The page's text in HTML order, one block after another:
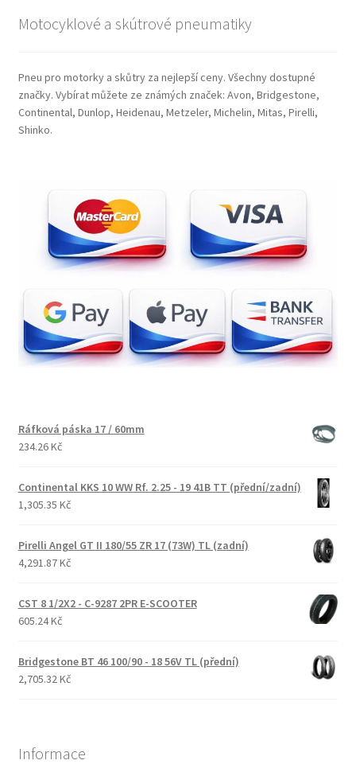
Motocyklové a skútrové pneumatiky
Pneu pro motorky a skůtry za nejlepší ceny. Všechny dostupné
značky. Vybírat můžete ze známých značek: Avon, Bridgestone,
Continental, Dunlop, Heidenau, Metzeler, Michelin, Mitas, Pirelli,
Shinko.
Ráfková páska 17 / 60mm
234.26 Kč
Continental KKS 10 WW Rf. 2.25 - 19 41B TT (přední/zadní)
1,305.35 Kč
Pirelli Angel GT II 180/55 ZR 17 (73W) TL (zadní)
4,291.87 Kč
CST 8 1/2X2 - C-9287 2PR E-SCOOTER
605.24 Kč
Bridgestone BT 46 100/90 - 18 56V TL (přední)
2,705.32 Kč
Informace